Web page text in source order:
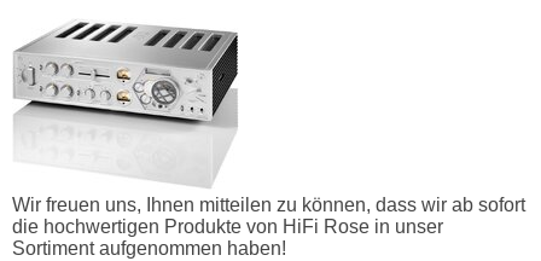
Wir freuen uns, Ihnen mitteilen zu können, dass wir ab sofort
die hochwertigen Produkte von HiFi Rose in unser
Sortiment aufgenommen haben!